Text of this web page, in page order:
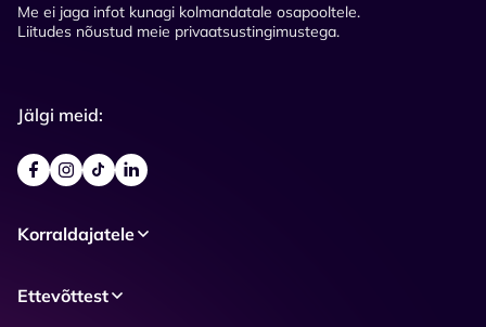
Me ei jaga infot kunagi kolmandatale osapooltele.
Liitudes nõustud meie privaatsustingimustega.
Jälgi meid:
Korraldajatele
Ettevõttest